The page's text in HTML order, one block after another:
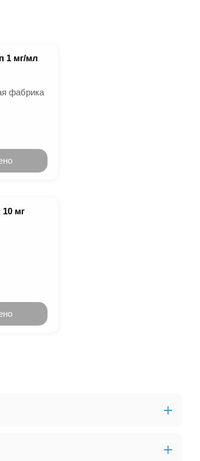
1 мг/мл
фабрика
10 мг